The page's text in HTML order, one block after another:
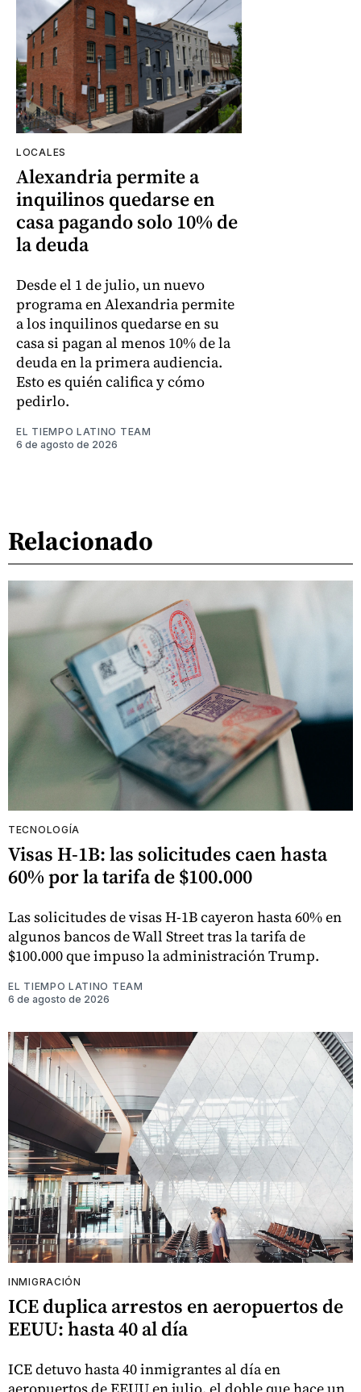
LOCALES
Alexandria permite a
inquilinos quedarse en
casa pagando solo 10% de
la deuda
Desde el 1 de julio, un nuevo
programa en Alexandria permite
a los inquilinos quedarse en su
casa si pagan al menos 10% de la
deuda en la primera audiencia.
Esto es quién califica y cómo
pedirlo.
EL TIEMPO LATINO TEAM
6 de agosto de 2026
Relacionado
TECNOLOGÍA
Visas H-1B: las solicitudes caen hasta
60% por la tarifa de $100.000
Las solicitudes de visas H-1B cayeron hasta 60% en
algunos bancos de Wall Street tras la tarifa de
$100.000 que impuso la administración Trump.
EL TIEMPO LATINO TEAM
6 de agosto de 2026
INMIGRACIÓN
ICE duplica arrestos en aeropuertos de
EEUU: hasta 40 al día
ICE detuvo hasta 40 inmigrantes al día en
aeropuertos de EEUU en julio, el doble que hace un